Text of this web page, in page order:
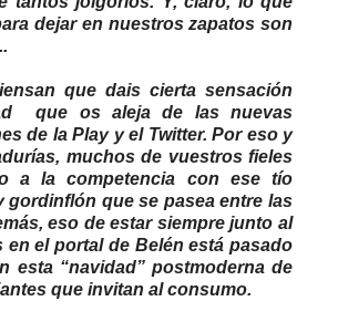
dejar en nuestros zapatos son
que dais cierta sensación
que os aleja de las nuevas
de la Play y el Twitter. Por eso y
muchos de vuestros fieles
a la competencia con ese tío
gordinflón que se pasea entre las
eso de estar siempre junto al
en el portal de Belén está pasado
esta “navidad” postmoderna de
que invitan al consumo.